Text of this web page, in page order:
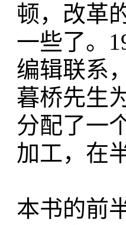
顿，改革
一些了。
编辑联系
暮桥先生
分配了一
加工，在
本书的前